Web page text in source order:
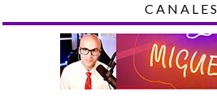
CANALES